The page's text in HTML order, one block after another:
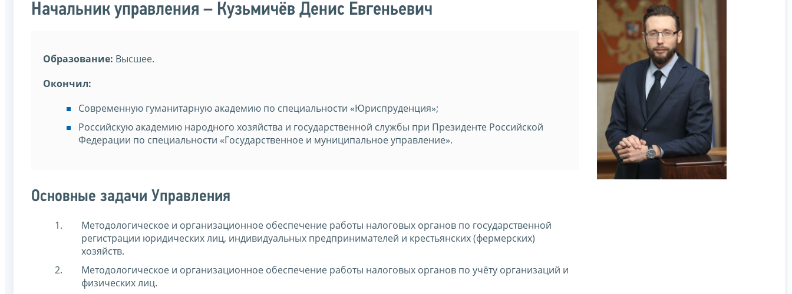
Начальник управления – Кузьмичёв Денис Евгеньевич
Образование: Высшее.
Окончил:
Современную гуманитарную академию по специальности «Юриспруденция»;
Российскую академию народного хозяйства и государственной службы при Президенте Российской
Федерации по специальности «Государственное и муниципальное управление».
Основные задачи Управления
Методологическое и организационное обеспечение работы налоговых органов по государственной
регистрации юридических лиц, индивидуальных предпринимателей и крестьянских (фермерских)
хозяйств.
Методологическое и организационное обеспечение работы налоговых органов по учёту организаций и
физических лиц.